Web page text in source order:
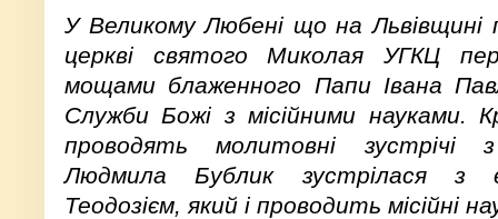
У Великому Любені що на Львівщині
церкві святого Миколая УГКЦ
мощами блаженного Папи Івана
Служби Божі з місійними науками.
проводять молитовні зустрічі
Людмила Бублик зустрілася з
Теодозієм, який і проводить місійні